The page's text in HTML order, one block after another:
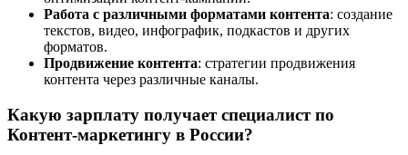
Работа с различными форматами контента: создание
текстов, видео, инфографик, подкастов и других
форматов.
Продвижение контента: стратегии продвижения
контента через различные каналы.
Какую зарплату получает специалист по
Контент-маркетингу в России?